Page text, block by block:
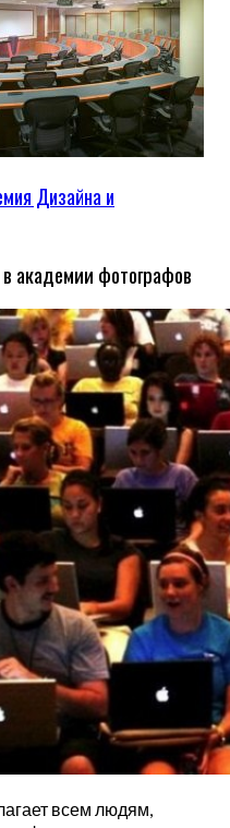
Дизайна и
академии фотографов
всем людям,